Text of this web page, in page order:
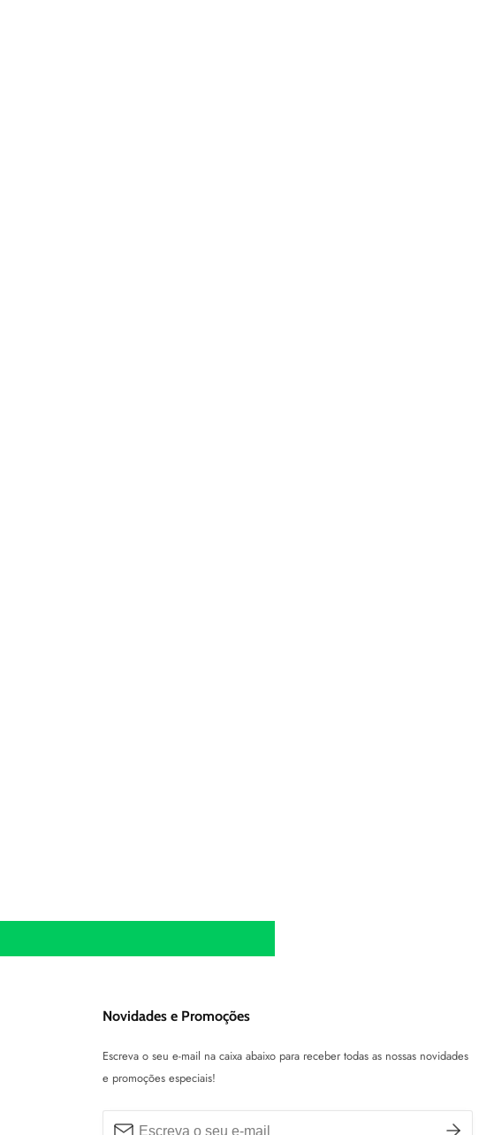
Novidades e Promoções
Escreva o seu e-mail na caixa abaixo para receber todas as nossas novidades
e promoções especiais!